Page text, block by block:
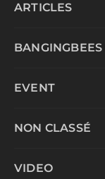
ARTICLES
EVENT
NON CLASSÉ
VIDEO